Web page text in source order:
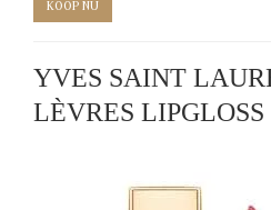
KOOP NU
YVES SAINT
LÈVRES LIPGLOSS